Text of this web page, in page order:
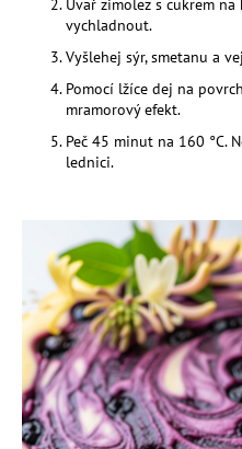
vychladnout.
Vyšlehej sýr, smetanu a
Pomocí lžíce dej na
mramorový efekt.
Peč 45 minut na 160 °C.
lednici.
D
o
p
o
r
u